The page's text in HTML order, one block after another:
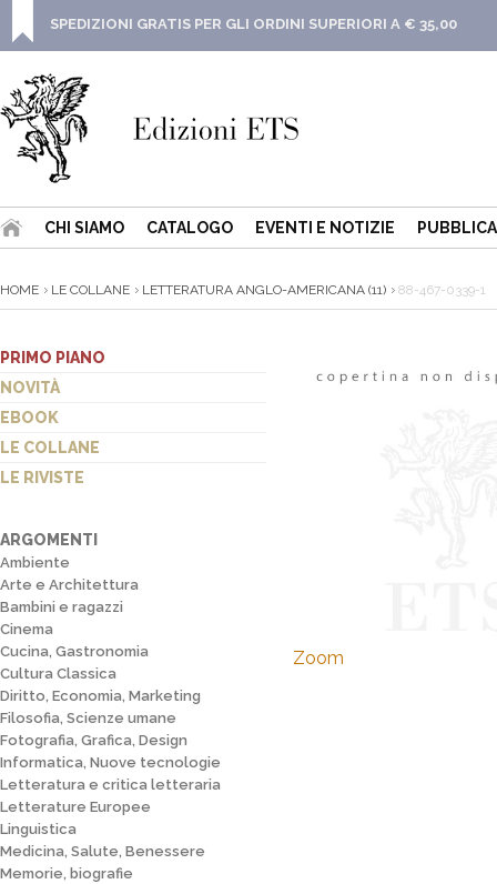
SPEDIZIONI GRATIS PER GLI ORDINI SUPERIORI A € 35,00
CHI SIAMO CATALOGO EVENTI E NOTIZIE
HOME LE COLLANE LETTERATURA ANGLO-AMERICANA (11) 88-467-0339-1
PRIMO PIANO
NOVITÀ
EBOOK
LE COLLANE
LE RIVISTE
ARGOMENTI
Ambiente
Arte e Architettura
Bambini e ragazzi
Cinema
Cucina, Gastronomia
Cultura Classica
Diritto, Economia, Marketing
Filosofia, Scienze umane
Fotografia, Grafica, Design
Informatica, Nuove tecnologie
Letteratura e critica letteraria
Letterature Europee
Linguistica
Medicina, Salute, Benessere
Memorie, biografie
Zoom